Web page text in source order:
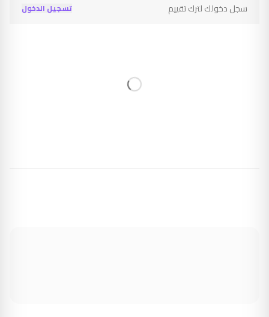
سجل دخولك لترك تقييم تسجيل الدخول